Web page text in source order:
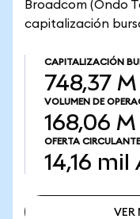
Broadcom (Ondo
capitalización
CAPITALIZACIÓN
748,37 M
VOLUMEN DE
168,06 M
OFERTA CIRCULANTE
14,16 mil
VER